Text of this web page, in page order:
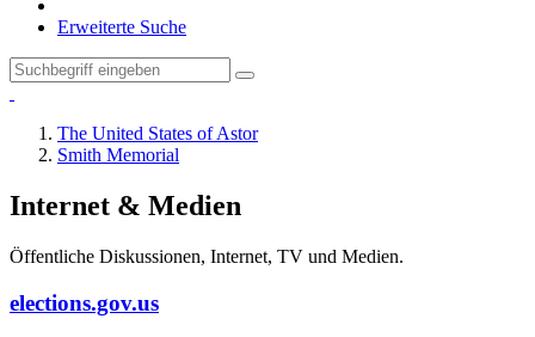
Erweiterte Suche
The United States of Astor
Smith Memorial
Internet & Medien
Öffentliche Diskussionen, Internet, TV und Medien.
elections.gov.us